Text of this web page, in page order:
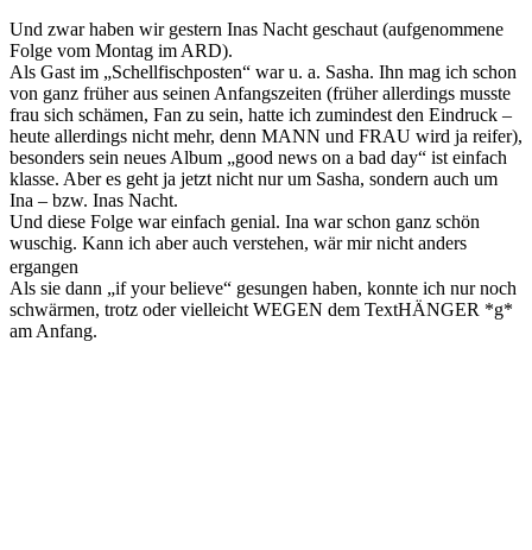
Und zwar haben wir gestern Inas Nacht geschaut (aufgenommene
Folge vom Montag im ARD).
Als Gast im „Schellfischposten“ war u. a. Sasha. Ihn mag ich schon
von ganz früher aus seinen Anfangszeiten (früher allerdings musste
frau sich schämen, Fan zu sein, hatte ich zumindest den Eindruck –
heute allerdings nicht mehr, denn MANN und FRAU wird ja reifer),
besonders sein neues Album „good news on a bad day“ ist einfach
klasse. Aber es geht ja jetzt nicht nur um Sasha, sondern auch um
Ina – bzw. Inas Nacht.
Und diese Folge war einfach genial. Ina war schon ganz schön
wuschig. Kann ich aber auch verstehen, wär mir nicht anders
ergangen
Als sie dann „if your believe“ gesungen haben, konnte ich nur noch
schwärmen, trotz oder vielleicht WEGEN dem TextHÄNGER *g*
am Anfang.